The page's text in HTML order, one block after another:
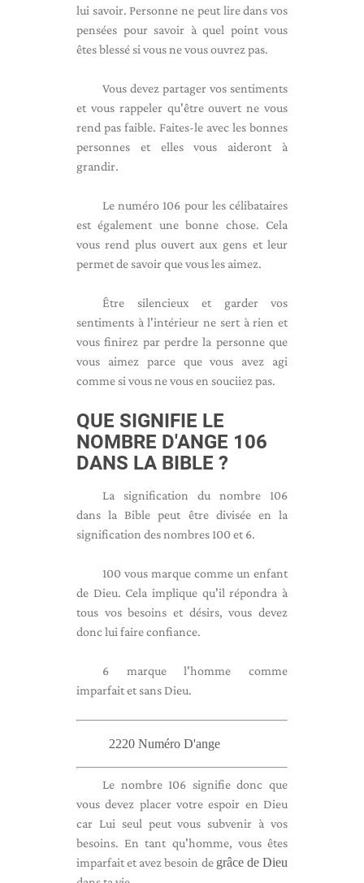
lui savoir. Personne ne peut lire dans vos
pensées pour savoir à quel point vous
êtes blessé si vous ne vous ouvrez pas.
Vous devez partager vos sentiments
et vous rappeler qu'être ouvert ne vous
rend pas faible. Faites-le avec les bonnes
personnes et elles vous aideront à
grandir.
Le numéro 106 pour les célibataires
est également une bonne chose. Cela
vous rend plus ouvert aux gens et leur
permet de savoir que vous les aimez.
Être silencieux et garder vos
sentiments à l'intérieur ne sert à rien et
vous finirez par perdre la personne que
vous aimez parce que vous avez agi
comme si vous ne vous en souciiez pas.
QUE SIGNIFIE LE
NOMBRE D'ANGE 106
DANS LA BIBLE ?
La signification du nombre 106
dans la Bible peut être divisée en la
signification des nombres 100 et 6.
100 vous marque comme un enfant
de Dieu. Cela implique qu'il répondra à
tous vos besoins et désirs, vous devez
donc lui faire confiance.
6 marque l'homme comme
imparfait et sans Dieu.
2220 Numéro D'ange
Le nombre 106 signifie donc que
vous devez placer votre espoir en Dieu
car Lui seul peut vous subvenir à vos
besoins. En tant qu'homme, vous êtes
imparfait et avez besoin de grâce de Dieu